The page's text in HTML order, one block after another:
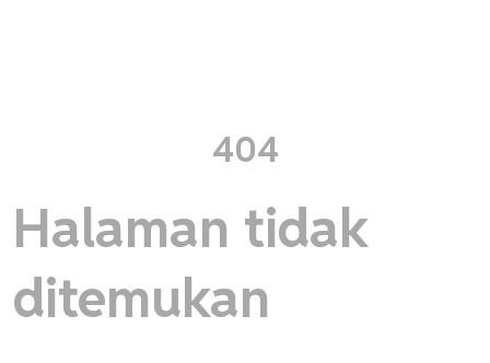
404
Halaman tidak
ditemukan